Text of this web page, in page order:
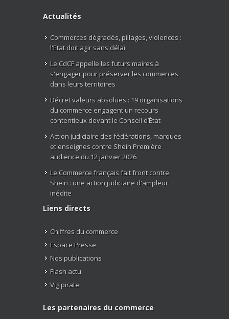
Actualités
Commerces dégradés, pillages, violences :
l'Etat doit agir sans délai
Le CdCF appelle les futurs maires à
s'engager pour préserver les commerces
dans leurs territoires
Décret valeurs absolues : 19 organisations
du commerce engagent un recours
contentieux devant le Conseil d’État
Action judiciaire des fédérations, marques
et enseignes contre Shein Première
audience du 12 janvier 2026
Le Commerce français fait front contre
Shein : une action judiciaire d'ampleur
inédite
Liens directs
Chiffres du commerce
Espace Presse
Nos publications
Flash actu
Vigipirate
Les partenaires du commerce